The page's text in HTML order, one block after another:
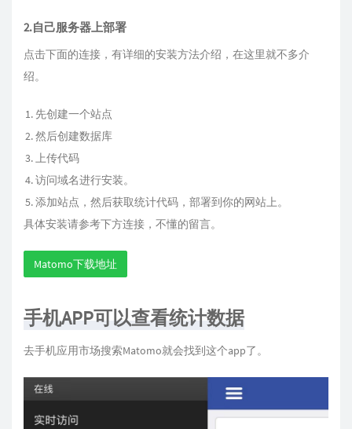
2.自己服务器上部署
点击下面的连接，有详细的安装方法介绍，在这里就不多介
绍。
先创建一个站点
然后创建数据库
上传代码
访问域名进行安装。
添加站点，然后获取统计代码，部署到你的网站上。
具体安装请参考下方连接，不懂的留言。
Matomo下载地址
手机APP可以查看统计数据
去手机应用市场搜索Matomo就会找到这个app了。